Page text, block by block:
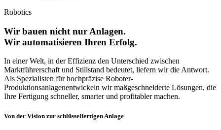
Robotics
Wir bauen nicht nur Anlagen.
Wir automatisieren Ihren Erfolg.
In einer Welt, in der Effizienz den Unterschied zwischen
Marktführerschaft und Stillstand bedeutet, liefern wir die Antwort.
Als Spezialisten für hochpräzise Roboter-
Produktionsanlagenentwickeln wir maßgeschneiderte Lösungen, die
Ihre Fertigung schneller, smarter und profitabler machen.
Von der Vision zur schlüsselfertigen Anlage